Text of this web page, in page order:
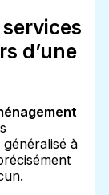
d’une
à